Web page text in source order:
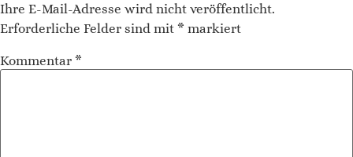
Ihre E-Mail-Adresse wird nicht veröffentlicht.
Erforderliche Felder sind mit * markiert
Kommentar *